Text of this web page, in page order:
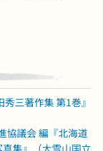
三著作集 第1巻』
協議会 編『北海道